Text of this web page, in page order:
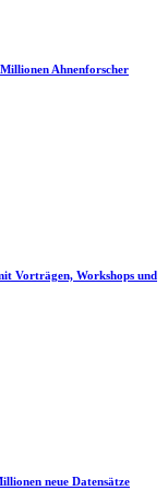
Ahnenforscher
Vorträgen, Workshops und
neue Datensätze